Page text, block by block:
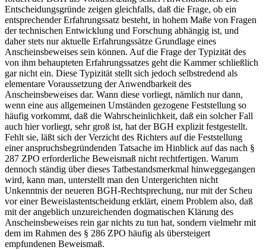
Entscheidungsgründe zeigen gleichfalls, daß die Frage, ob ein
entsprechender Erfahrungssatz besteht, in hohem Maße von Fragen
der technischen Entwicklung und Forschung abhängig ist, und
daher stets nur aktuelle Erfahrungssätze Grundlage eines
Anscheinsbeweises sein können. Auf die Frage der Typizität des
von ihm behaupteten Erfahrungssatzes geht die Kammer schließlich
gar nicht ein. Diese Typizität stellt sich jedoch selbstredend als
elementare Voraussetzung der Anwendbarkeit des
Anscheinsbeweises dar. Wann diese vorliegt, nämlich nur dann,
wenn eine aus allgemeinen Umständen gezogene Feststellung so
häufig vorkommt, daß die Wahrscheinlichkeit, daß ein solcher Fall
auch hier vorliegt, sehr groß ist, hat der BGH explizit festgestellt.
Fehlt sie, läßt sich der Verzicht des Richters auf die Feststellung
einer anspruchsbegründenden Tatsache im Hinblick auf das nach §
287 ZPO erforderliche Beweismaß nicht rechtfertigen. Warum
dennoch ständig über dieses Tatbestandsmerkmal hinweggegangen
wird, kann man, unterstellt man den Untergerichten nicht
Unkenntnis der neueren BGH-Rechtsprechung, nur mit der Scheu
vor einer Beweislastentscheidung erklärt, einem Problem also, daß
mit der angeblich unzureichenden dogmatischen Klärung des
Anscheinsbeweises rein gar nichts zu tun hat, sondern vielmehr mit
dem im Rahmen des § 286 ZPO häufig als übersteigert
empfundenen Beweismaß.